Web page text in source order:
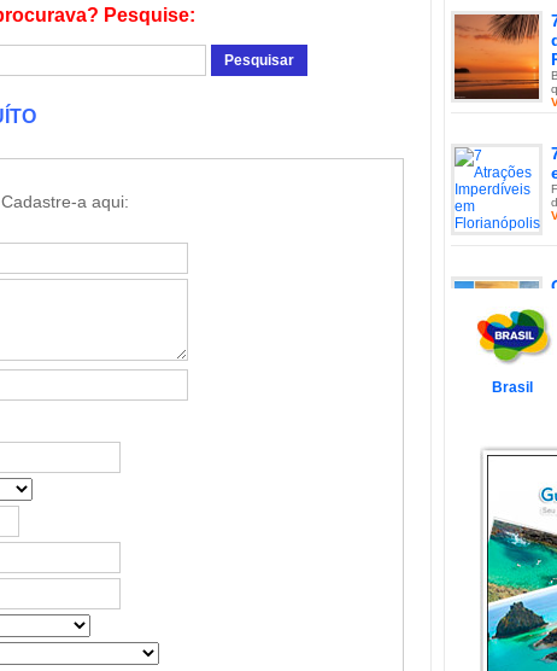
Pesquise:
a aqui:
Brasil